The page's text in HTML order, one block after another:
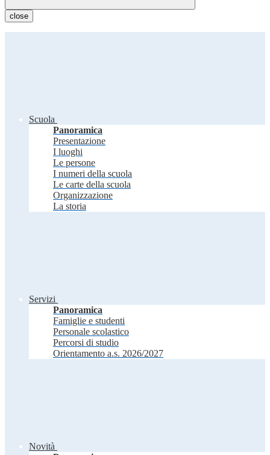
close
Scuola
Panoramica
Presentazione
I luoghi
Le persone
I numeri della scuola
Le carte della scuola
Organizzazione
La storia
Servizi
Panoramica
Famiglie e studenti
Personale scolastico
Percorsi di studio
Orientamento a.s. 2026/2027
Novità